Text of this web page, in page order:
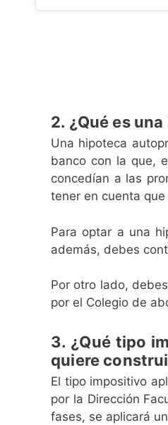
2. ¿Qué es
Una hipoteca
banco con la que,
concedían a las
tener en cuenta
Para optar a una
además, debes
Por otro lado,
por el Colegio de
3. ¿Qué tipo
quiere
El tipo impositivo
por la Dirección
fases, se aplicará